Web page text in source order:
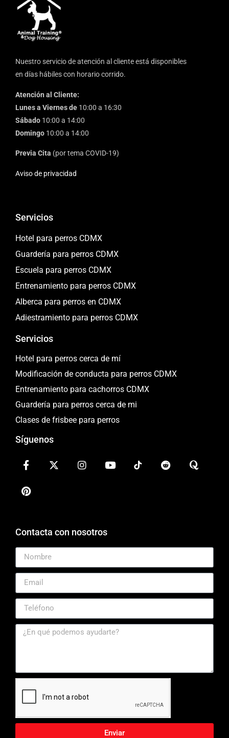
Nuestro servicio de atención al cliente está disponibles
en días hábiles con horario corrido.
Atención al Cliente:
Lunes a Viernes de 10:00 a 16:30
Sábado 10:00 a 14:00
Domingo 10:00 a 14:00
Previa Cita (por tema COVID-19)
Aviso de privacidad
Servicios
Hotel para perros CDMX
Guardería para perros CDMX
Escuela para perros CDMX
Entrenamiento para perros CDMX
Alberca para perros en CDMX
Adiestramiento para perros CDMX
Servicios
Hotel para perros cerca de mí
Modificación de conducta para perros CDMX
Entrenamiento para cachorros CDMX
Guardería para perros cerca de mi
Clases de frisbee para perros
Síguenos
Contacta con nosotros
Enviar